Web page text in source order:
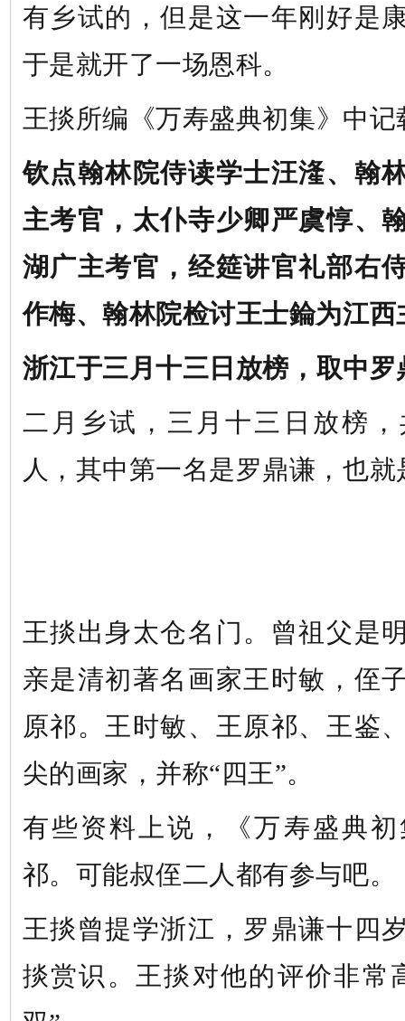
有乡试的，但是这一年刚好是
于是就开了一场恩科。
王掞所编《万寿盛典初集》中记
钦点翰林院侍读学士汪湰、翰
主考官 ， 太仆寺少卿严虞惇、
湖广主考官 ，经筵讲官礼部右
作梅、翰林院检讨王士錀为江西
浙江于三月十三日放榜， 取中罗
二月乡试，三月十三日放榜
人，其中第一名是罗鼎谦，也就
王掞出身太仓名门。曾祖父是
亲是清初著名画家王时敏，侄
原祁。王时敏、王原祁、王鉴
尖的画家，并称“四王”。
有些资料上说，《万寿盛典
祁。可能叔侄二人都有参与吧。
王掞曾提学浙江，罗鼎谦十四
掞赏识。王掞对他的评价非常